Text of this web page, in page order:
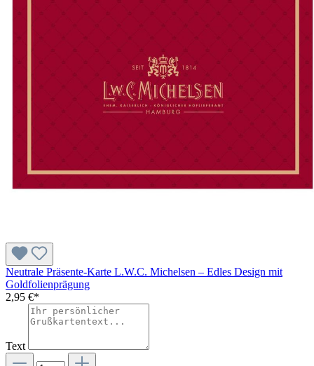
Neutrale Präsente-Karte L.W.C. Michelsen – Edles Design mit
Goldfolienprägung
2,95 €*
Text